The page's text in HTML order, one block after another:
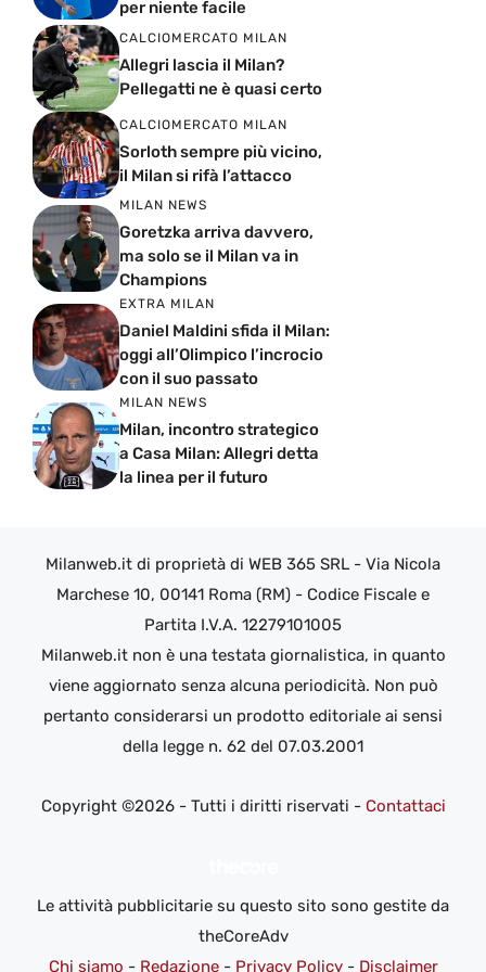
per niente facile
CALCIOMERCATO MILAN
Allegri lascia il Milan?
Pellegatti ne è quasi certo
CALCIOMERCATO MILAN
Sorloth sempre più vicino,
il Milan si rifà l’attacco
MILAN NEWS
Goretzka arriva davvero,
ma solo se il Milan va in
Champions
EXTRA MILAN
Daniel Maldini sfida il Milan:
oggi all’Olimpico l’incrocio
con il suo passato
MILAN NEWS
Milan, incontro strategico
a Casa Milan: Allegri detta
la linea per il futuro
Milanweb.it di proprietà di WEB 365 SRL - Via Nicola
Marchese 10, 00141 Roma (RM) - Codice Fiscale e
Partita I.V.A. 12279101005
Milanweb.it non è una testata giornalistica, in quanto
viene aggiornato senza alcuna periodicità. Non può
pertanto considerarsi un prodotto editoriale ai sensi
della legge n. 62 del 07.03.2001
Copyright ©2026 - Tutti i diritti riservati - Contattaci
Le attività pubblicitarie su questo sito sono gestite da
theCoreAdv
Chi siamo - Redazione- Privacy Policy- Disclaimer